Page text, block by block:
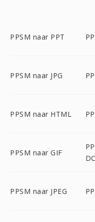
PPSM naar PPT
PPSM naar JPG
PPSM naar HTML
PPSM naar GIF
PPSM naar JPEG